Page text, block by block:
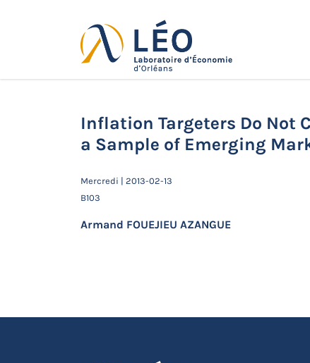
Actualités
Inflation Targeters Do Not
a Sample of Emerging
Mercredi | 2013-02-13
B103
Armand FOUEJIEU AZANGUE